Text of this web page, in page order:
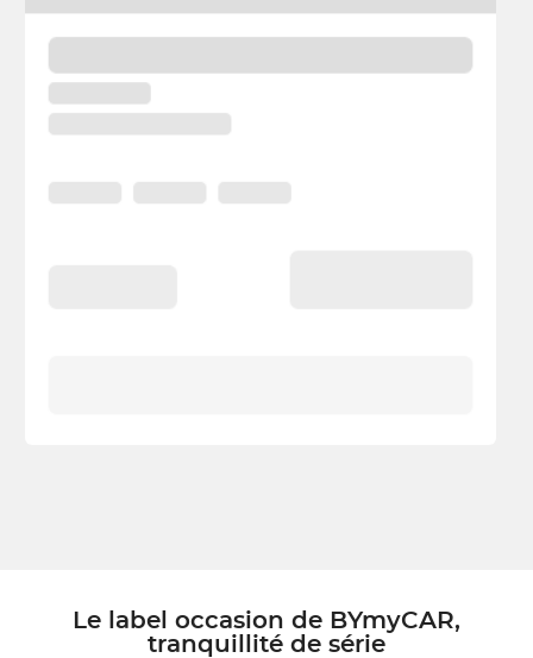
Le label occasion de BYmyCAR,
tranquillité de série